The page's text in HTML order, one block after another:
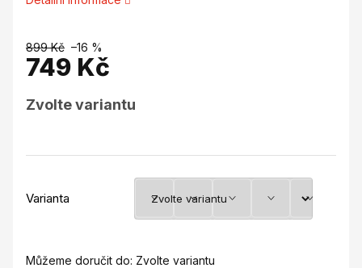
899 Kč –16 %
749 Kč
cena:
Zvolte variantu
Varianta
Můžeme doručit do: Zvolte variantu